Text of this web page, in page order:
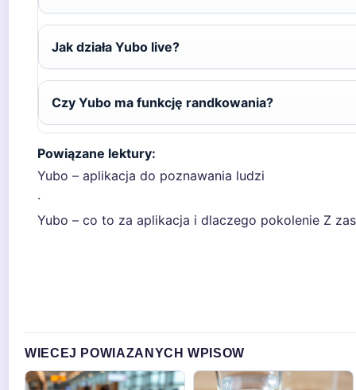
Jak działa Yubo live?
Czy Yubo ma funkcję randkowania?
Powiązane lektury:
Yubo – aplikacja do poznawania ludzi
·
Yubo – co to za aplikacja i dlaczego pokolenie Z
WIECEJ POWIAZANYCH WPISOW